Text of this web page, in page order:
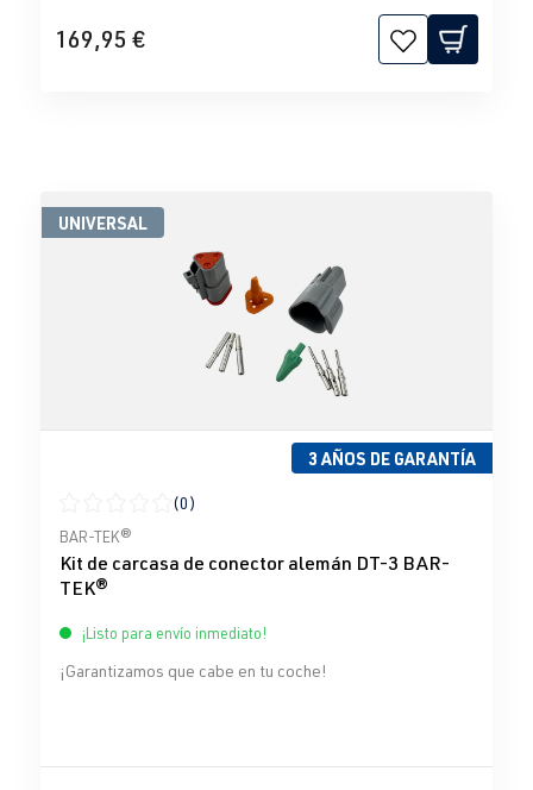
169,95 €
UNIVERSAL
3 AÑOS DE GARANTÍA
Calificación promedio de 0 de 5 estrellas
(0)
BAR-TEK®
Kit de carcasa de conector alemán DT-3 BAR-
TEK®
¡Listo para envío inmediato!
¡Garantizamos que cabe en tu coche!